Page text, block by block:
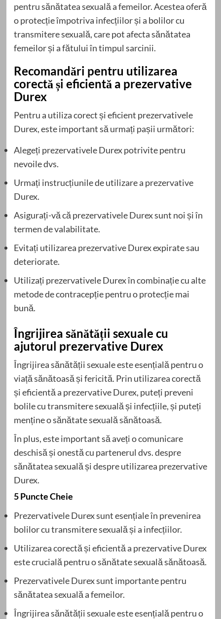
pentru sănătatea sexuală a femeilor. Acestea oferă
o protecție împotriva infecțiilor și a bolilor cu
transmitere sexuală, care pot afecta sănătatea
femeilor și a fătului în timpul sarcinii.
Recomandări pentru utilizarea
corectă și eficientă a prezervative
Durex
Pentru a utiliza corect și eficient prezervativele
Durex, este important să urmați pașii următori:
Alegeți prezervativele Durex potrivite pentru
nevoile dvs.
Urmați instrucțiunile de utilizare a prezervative
Durex.
Asigurați-vă că prezervativele Durex sunt noi și în
termen de valabilitate.
Evitați utilizarea prezervative Durex expirate sau
deteriorate.
Utilizați prezervativele Durex în combinație cu alte
metode de contracepție pentru o protecție mai
bună.
Îngrijirea sănătății sexuale cu
ajutorul prezervative Durex
Îngrijirea sănătății sexuale este esențială pentru o
viață sănătoasă și fericită. Prin utilizarea corectă
și eficientă a prezervative Durex, puteți preveni
bolile cu transmitere sexuală și infecțiile, și puteți
menține o sănătate sexuală sănătoasă.
În plus, este important să aveți o comunicare
deschisă și onestă cu partenerul dvs. despre
sănătatea sexuală și despre utilizarea prezervative
Durex.
5 Puncte Cheie
Prezervativele Durex sunt esențiale în prevenirea
bolilor cu transmitere sexuală și a infecțiilor.
Utilizarea corectă și eficientă a prezervative Durex
este crucială pentru o sănătate sexuală sănătoasă.
Prezervativele Durex sunt importante pentru
sănătatea sexuală a femeilor.
Îngrijirea sănătății sexuale este esențială pentru o